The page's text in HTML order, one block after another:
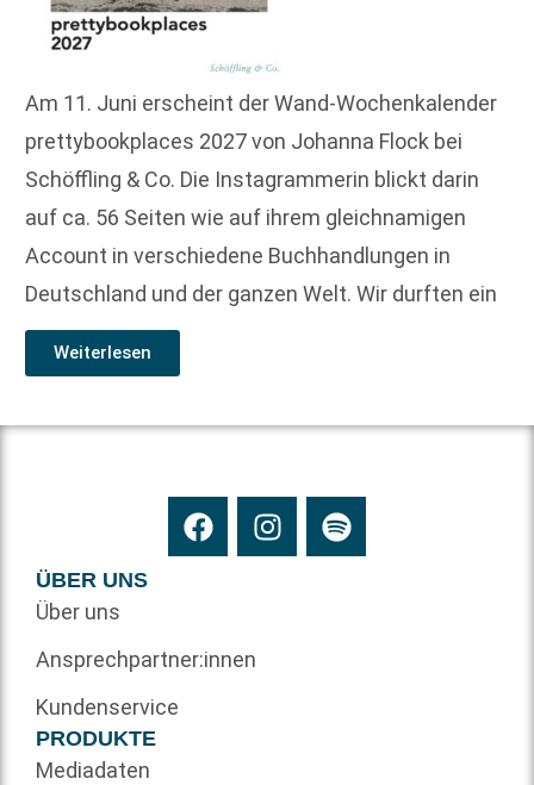
Am 11. Juni erscheint der Wand-Wochenkalender
prettybookplaces 2027 von Johanna Flock bei
Schöffling & Co. Die Instagrammerin blickt darin
auf ca. 56 Seiten wie auf ihrem gleichnamigen
Account in verschiedene Buchhandlungen in
Deutschland und der ganzen Welt. Wir durften ein
Weiterlesen
ÜBER UNS
Über uns
Ansprechpartner:innen
Kundenservice
PRODUKTE
Mediadaten